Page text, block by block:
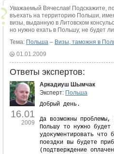
Уважаемый Вячеслав! Подскажите,
въехать на территорию Польши,
визы, выданную в Литовском
но нужно ехать в Польшу, не будет
Тема: Польша – Визы, таможня в
01.01.2009
Ответы экспертов:
16.01
2009
Аркадиуш Шымчак
Эксперт: Польша
Добрый день.
Да возможны
Польшу то нужно будет
удокументировать что
поездки вы будете
(подтверждение